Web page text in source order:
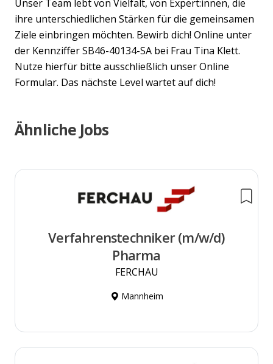
Unser Team lebt von Vielfalt, von Expert:innen, die
ihre unterschiedlichen Stärken für die gemeinsamen
Ziele einbringen möchten. Bewirb dich! Online unter
der Kennziffer SB46-40134-SA bei Frau Tina Klett.
Nutze hierfür bitte ausschließlich unser Online
Formular. Das nächste Level wartet auf dich!
Ähnliche Jobs
Verfahrenstechniker (m/w/d)
Pharma
FERCHAU
Mannheim